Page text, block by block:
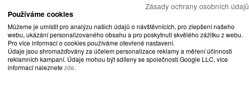
Zásady ochrany osobních údajů
Používáme cookies
Můžeme je umístit pro analýzu našich údajů o návštěvnících, pro zlepšení našeho
webu, ukázání personalizovaného obsahu a pro poskytnutí skvělého zážitku z webu.
Pro více informací o cookies používáme otevřené nastavení.
Údaje jsou shromažďovány za účelem personalizace reklamy a měření účinnosti
reklamních kampaní. Údaje mohou být sdíleny se společností Google LLC, více
informací naleznetezde.